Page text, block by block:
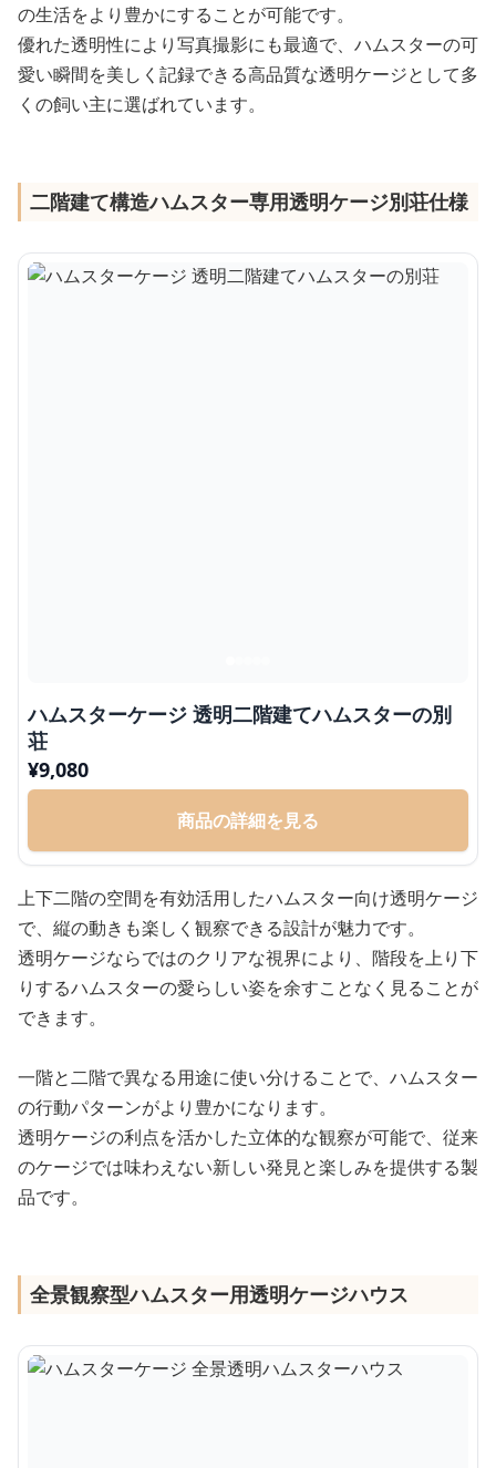
の生活をより豊かにすることが可能です。
優れた透明性により写真撮影にも最適で、ハムスターの可
愛い瞬間を美しく記録できる高品質な透明ケージとして多
くの飼い主に選ばれています。
二階建て構造ハムスター専用透明ケージ別荘仕様
ハムスターケージ 透明二階建てハムスターの別
荘
¥9,080
商品の詳細を見る
上下二階の空間を有効活用したハムスター向け透明ケージ
で、縦の動きも楽しく観察できる設計が魅力です。
透明ケージならではのクリアな視界により、階段を上り下
りするハムスターの愛らしい姿を余すことなく見ることが
できます。
一階と二階で異なる用途に使い分けることで、ハムスター
の行動パターンがより豊かになります。
透明ケージの利点を活かした立体的な観察が可能で、従来
のケージでは味わえない新しい発見と楽しみを提供する製
品です。
全景観察型ハムスター用透明ケージハウス